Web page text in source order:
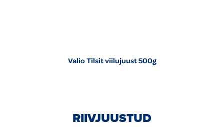
Valio Tilsit viilujuust 500g
RIIVJUUSTUD